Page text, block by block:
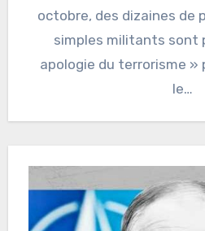
octobre, des dizaines de
simples militants sont
apologie du terrorisme »
le…